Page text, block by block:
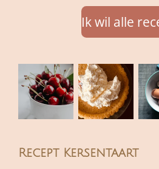
Ik wil alle
Recept Kersentaart